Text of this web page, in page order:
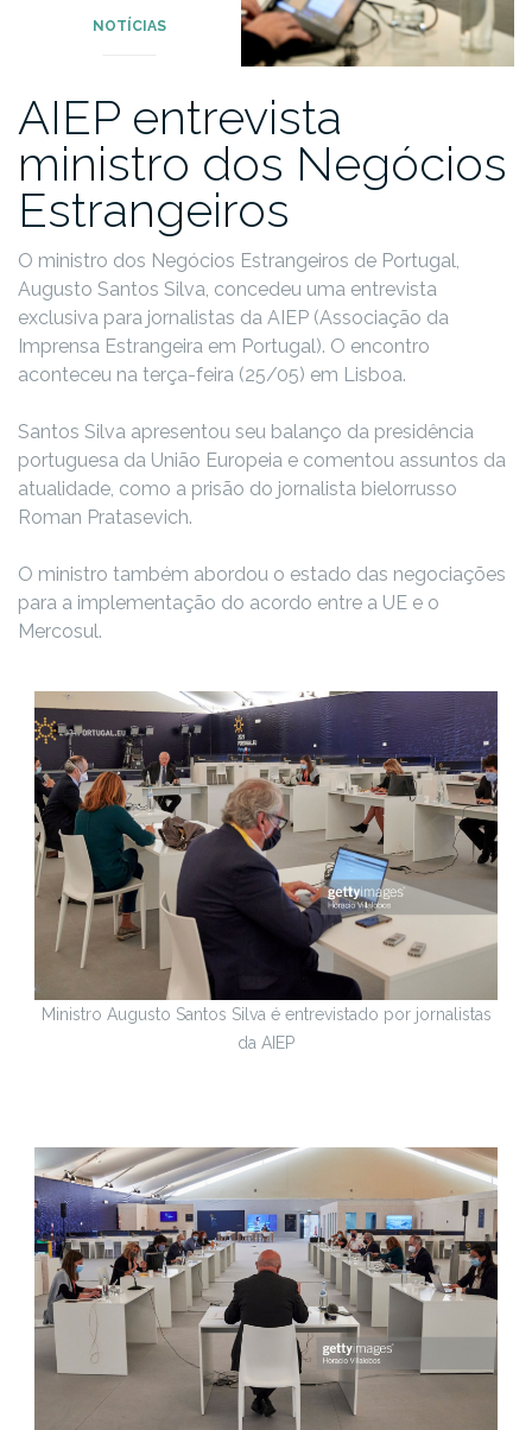
NOTÍCIAS
AIEP entrevista
ministro dos Negócios
Estrangeiros
O ministro dos Negócios Estrangeiros de Portugal,
Augusto Santos Silva, concedeu uma entrevista
exclusiva para jornalistas da AIEP (Associação da
Imprensa Estrangeira em Portugal). O encontro
aconteceu na terça-feira (25/05) em Lisboa.
Santos Silva apresentou seu balanço da presidência
portuguesa da União Europeia e comentou assuntos da
atualidade, como a prisão do jornalista bielorrusso
Roman Pratasevich.
O ministro também abordou o estado das negociações
para a implementação do acordo entre a UE e o
Mercosul.
Ministro Augusto Santos Silva é entrevistado por jornalistas
da AIEP